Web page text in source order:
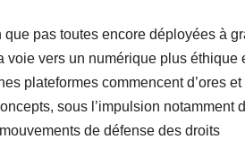
pas toutes encore déployées à
voie vers un numérique plus éthique
plateformes commencent d’ores
sous l’impulsion notamment
de défense des droits